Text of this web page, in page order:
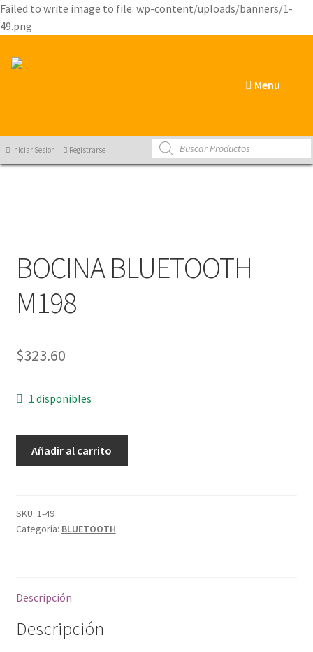
Failed to write image to file: wp-content/uploads/banners/1-
49.png
Menu
Products
search
Iniciar Sesion Registrarse
BOCINA BLUETOOTH
M198
$323.60
1 disponibles
Añadir al carrito
SKU: 1-49
Categoría: BLUETOOTH
Descripción
Descripción